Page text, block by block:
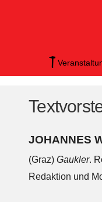
JOHANNES
(Graz) Gaukler.
Redaktion und